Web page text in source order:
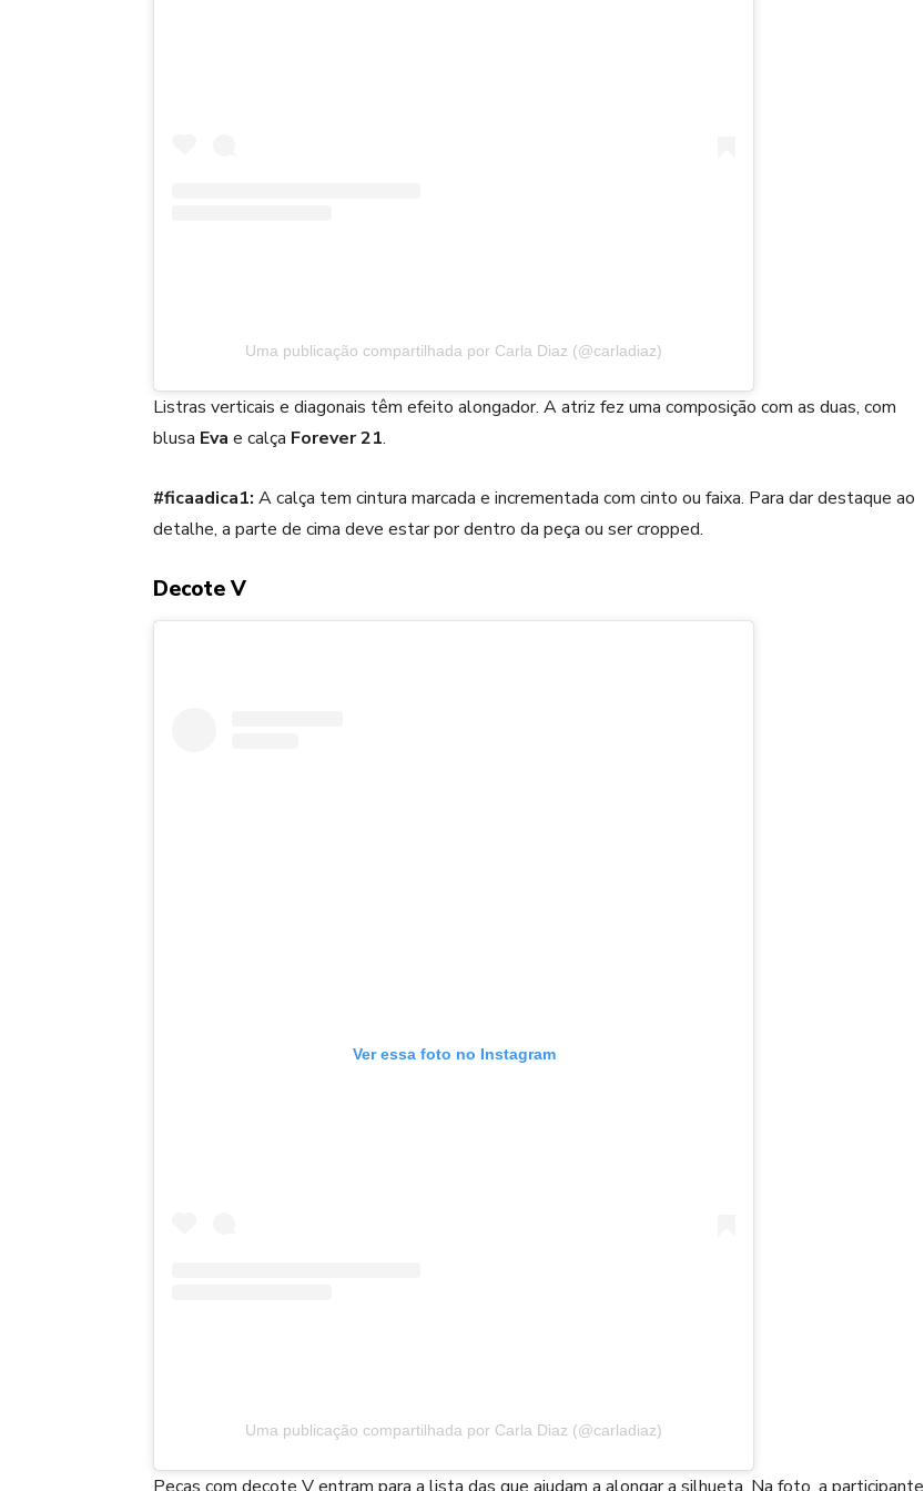
Uma publicação compartilhada por Carla Diaz (@carladiaz)
Listras verticais e diagonais têm efeito alongador. A atriz fez uma composição com as duas, com
blusa Eva e calça Forever 21.
#ficaadica1: A calça tem cintura marcada e incrementada com cinto ou faixa. Para dar destaque ao
detalhe, a parte de cima deve estar por dentro da peça ou ser cropped.
Decote V
Ver essa foto no Instagram
Uma publicação compartilhada por Carla Diaz (@carladiaz)